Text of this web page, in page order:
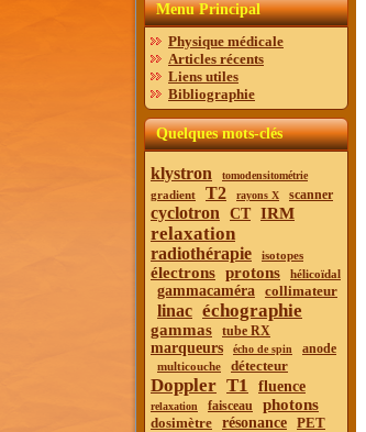
Menu Principal
Physique médicale
Articles récents
Liens utiles
Bibliographie
Quelques mots-clés
klystron tomodensitométrie
gradient T2 rayons X scanner
cyclotron CT IRM
relaxation
radiothérapie isotopes
électrons protons hélicoïdal
gammacaméra collimateur
linac échographie
gammas tube RX
marqueurs écho de spin anode
multicouche détecteur
Doppler T1 fluence
relaxation faisceau photons
dosimètre résonance PET